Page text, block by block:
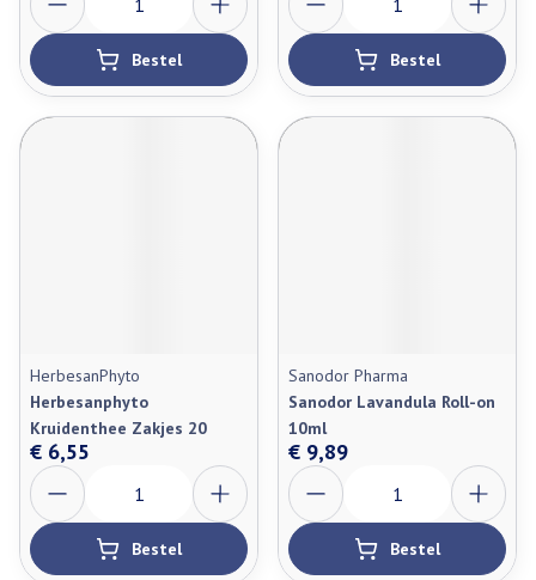
Bestel Bestel
HerbesanPhyto
Herbesanphyto
Kruidenthee Zakjes 20
€ 6,55
Aantal
Bestel
Sanodor Pharma
Sanodor Lavandula Roll-on
10ml
€ 9,89
Aantal
Bestel